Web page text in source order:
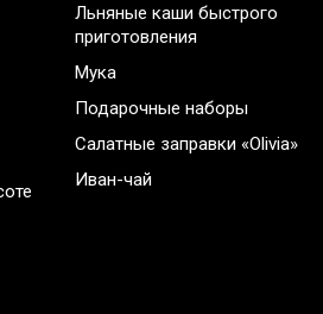
Льняные каши быстрого
приготовления
Мука
Подарочные наборы
Салатные заправки «Olivia»
Иван-чай